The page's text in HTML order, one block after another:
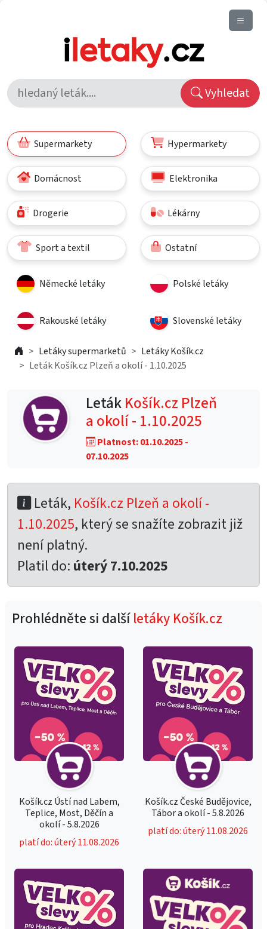
Vyhledat
Supermarkety Hypermarkety
Domácnost Elektronika
Drogerie Lékárny
Sport a textil Ostatní
Německé letáky Polské letáky
Rakouské letáky Slovenské letáky
Letáky supermarketů
Letáky Košík.cz
Leták Košík.cz Plzeň a okolí - 1.10.2025
LetákKošík.cz Plzeň
a okolí - 1.10.2025
Platnost: 01.10.2025 -
07.10.2025
Leták, Košík.cz Plzeň a okolí -
1.10.2025, který se snažíte zobrazit již
není platný.
Platil do: úterý 7.10.2025
Prohlédněte si dalšíletáky Košík.cz
Košík.cz Ústí nad Labem,
Teplice, Most, Děčín a
okolí - 5.8.2026
platí do: úterý 11.08.2026
Košík.cz České Budějovice,
Tábor a okolí - 5.8.2026
platí do: úterý 11.08.2026